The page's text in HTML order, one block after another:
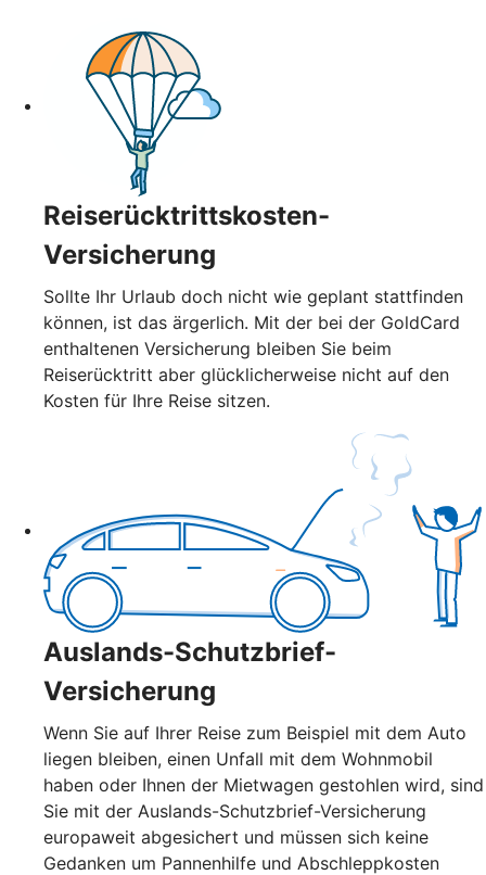
Reiserücktrittskosten-
Versicherung
Sollte Ihr Urlaub doch nicht wie geplant stattfinden
können, ist das ärgerlich. Mit der bei der GoldCard
enthaltenen Versicherung bleiben Sie beim
Reiserücktritt aber glücklicherweise nicht auf den
Kosten für Ihre Reise sitzen.
Auslands-Schutzbrief-
Versicherung
Wenn Sie auf Ihrer Reise zum Beispiel mit dem Auto
liegen bleiben, einen Unfall mit dem Wohnmobil
haben oder Ihnen der Mietwagen gestohlen wird, sind
Sie mit der Auslands-Schutzbrief-Versicherung
europaweit abgesichert und müssen sich keine
Gedanken um Pannenhilfe und Abschleppkosten